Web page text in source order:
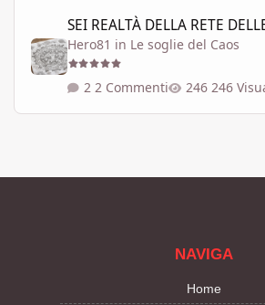
SEI REALTÀ DELLA RETE
Hero81 in Le soglie del Caos
2 Commenti 246
NAVIGA
Home